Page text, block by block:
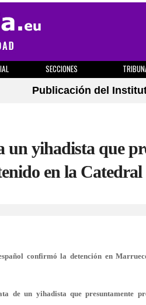
SECCIONES
Publicación del
un yihadista que
en la
confirmó la detención en
de un yihadista que presuntamente